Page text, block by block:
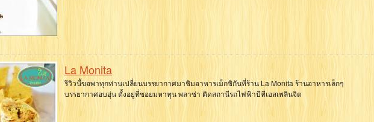
La Monita
รีวิวนี้ขอพาทุกท่านเปลี่ยนบรรยากาศมาชิมอาหารเม็กซิกันที่ร้าน La Monita ร้านอาหารเล็กๆ
บรรยากาศอบอุ่น ตั้งอยู่ที่ซอยมหาทุน พลาซ่า ติดสถานีรถไฟฟ้าบีทีเอสเพลินจิต